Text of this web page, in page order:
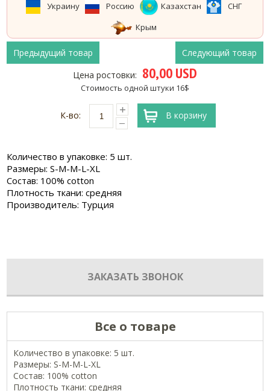
Украину
Россию Казахстан
СНГ
Крым
Предыдущий товар
Следующий товар
Цена ростовки: 80,00 USD
Стоимость одной штуки 16$
К-во: В корзину
Количество в упаковке: 5 шт.
Размеры: S-M-M-L-XL
Состав: 100% cotton
Плотность ткани: средняя
Производитель: Турция
ЗАКАЗАТЬ ЗВОНОК
Все о товаре
Количество в упаковке: 5 шт.
Размеры: S-M-M-L-XL
Состав: 100% cotton
Плотность ткани: средняя